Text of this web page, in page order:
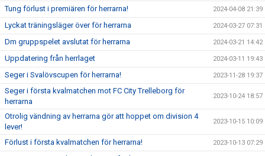
Tung förlust i premiären för herrarna! 2024-04-08 21:39
Lyckat träningsläger över för herrarna 2024-03-27 07:31
Dm gruppspelet avslutat för herrarna 2024-03-21 14:42
Uppdatering från herrlaget 2024-03-11 19:43
Seger i Svalövscupen för herrarna! 2023-11-28 19:37
Seger i första kvalmatchen mot FC City Trelleborg för
herrarna
2023-10-24 18:57
Otrolig vändning av herrarna gör att hoppet om division 4
lever!
2023-10-15 10:09
Förlust i första kvalmatchen för herrarna! 2023-10-13 07:29